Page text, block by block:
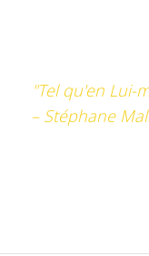
"Tel qu'en Lui-
– Stéphane